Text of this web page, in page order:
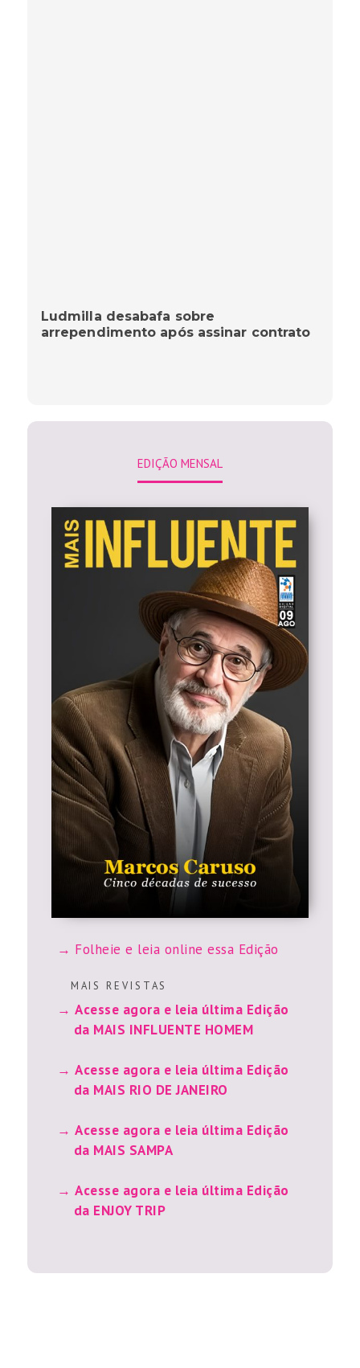
Ludmilla desabafa sobre
arrependimento após assinar contrato
EDIÇÃO MENSAL
Folheie e leia online essa Edição
M A I S R E V I S T A S
Acesse agora e leia última Edição
da MAIS INFLUENTE HOMEM
Acesse agora e leia última Edição
da MAIS RIO DE JANEIRO
Acesse agora e leia última Edição
da MAIS SAMPA
Acesse agora e leia última Edição
da ENJOY TRIP